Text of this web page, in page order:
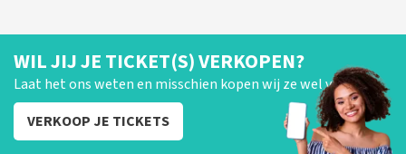
WIL JIJ JE TICKET(S) VERKOPEN?
Laat het ons weten en misschien kopen wij ze wel van je!
VERKOOP JE TICKETS